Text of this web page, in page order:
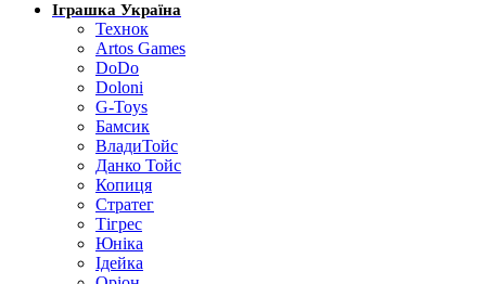
Іграшка Україна
Технок
Artos Games
DoDo
Doloni
G-Toys
Бамсик
ВладиТойс
Данко Тойс
Копиця
Стратег
Тігрес
Юніка
Ідейка